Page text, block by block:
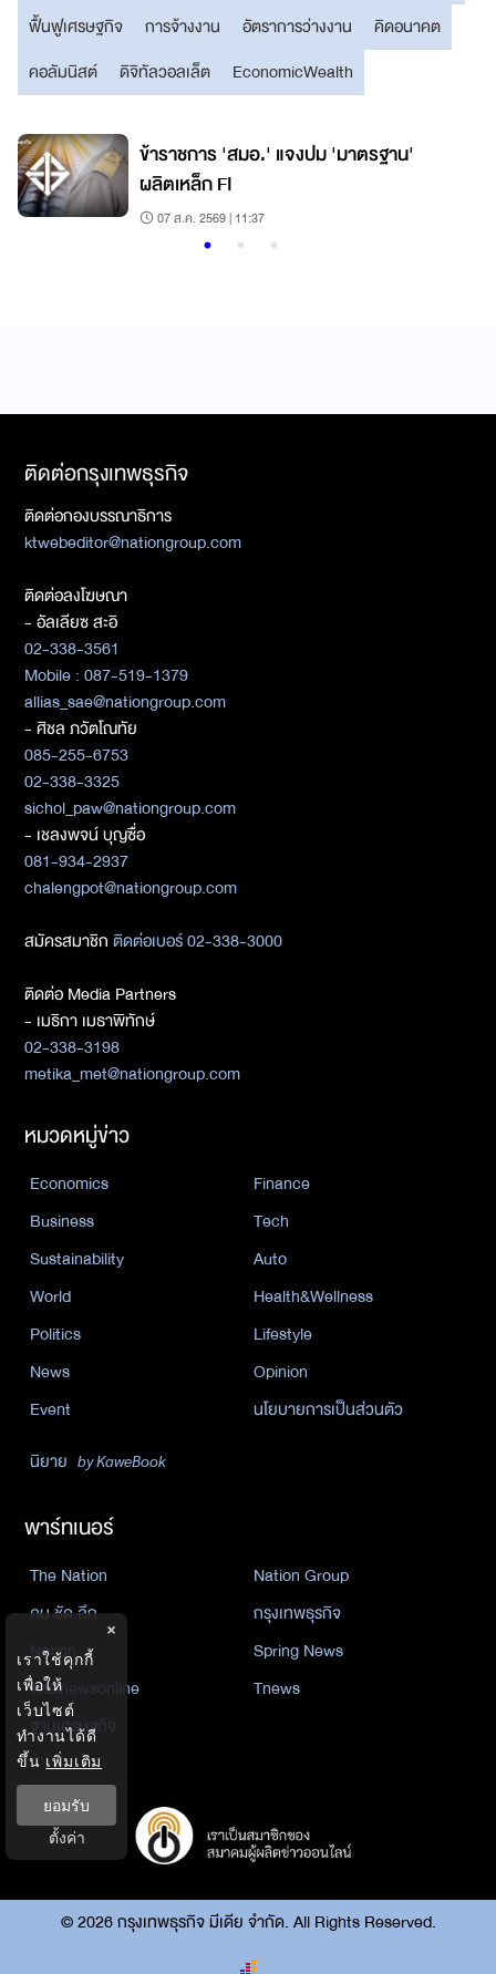
ฟื้นฟูเศรษฐกิจ
การจ้างงาน อัตราการว่างงาน
คิดอนาคต
คอลัมนิสต์
ดิจิทัลวอลเล็ต EconomicWealth
ข้าราชการ 'สมอ.' แจงปม 'มาตรฐาน'
ผลิตเหล็ก FI
07 ส.ค. 2569 | 11:37
ติดต่อกรุงเทพธุรกิจ
ติดต่อกองบรรณาธิการ
ktwebeditor@nationgroup.com
ติดต่อลงโฆษณา
- อัลเลียซ สะอิ
02-338-3561
Mobile : 087-519-1379
allias_sae@nationgroup.com
- ศิชล ภวัตโณทัย
085-255-6753
02-338-3325
sichol_paw@nationgroup.com
- เชลงพจน์ บุญซื่อ
081-934-2937
chalengpot@nationgroup.com
สมัครสมาชิกติดต่อเบอร์ 02-338-3000
ติดต่อ Media Partners
- เมธิกา เมธาพิทักษ์
02-338-3198
metika_met@nationgroup.com
หมวดหมู่ข่าว
Economics
Finance
Business
Tech
Sustainability
Auto
World
Health&Wellness
Politics
Lifestyle
News
Opinion
Event
นโยบายการเป็นส่วนตัว
นิยาย by KaweBook
พาร์ทเนอร์
The Nation
Nation Group
คม ชัด ลึก
กรุงเทพธุรกิจ
Nation
Spring News
Thainewsonline
Tnews
ฐานเศรษฐกิจ
©2026กรุงเทพธุรกิจ มีเดีย จำกัด. All Rights Reserved.
×
เราใช้คุกกี้
เพื่อให้
เว็บไซต์
ทำงานได้ดี
ขึ้น เพิ่มเติม
ยอมรับ
ตั้งค่า